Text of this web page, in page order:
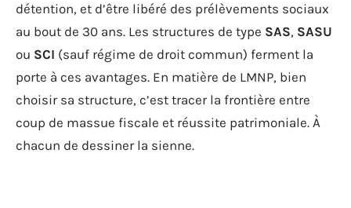
détention, et d’être libéré des prélèvements sociaux
au bout de 30 ans. Les structures de type SAS, SASU
ou SCI (sauf régime de droit commun) ferment la
porte à ces avantages. En matière de LMNP, bien
choisir sa structure, c’est tracer la frontière entre
coup de massue fiscale et réussite patrimoniale. À
chacun de dessiner la sienne.